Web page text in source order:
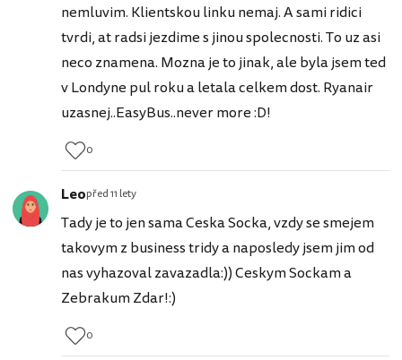
nemluvim. Klientskou linku nemaj. A sami ridici
tvrdi, at radsi jezdime s jinou spolecnosti. To uz asi
neco znamena. Mozna je to jinak, ale byla jsem ted
v Londyne pul roku a letala celkem dost. Ryanair
uzasnej..EasyBus..never more :D!
0
Leopřed 11 lety
Tady je to jen sama Ceska Socka, vzdy se smejem
takovym z business tridy a naposledy jsem jim od
nas vyhazoval zavazadla:)) Ceskym Sockam a
Zebrakum Zdar!:)
0